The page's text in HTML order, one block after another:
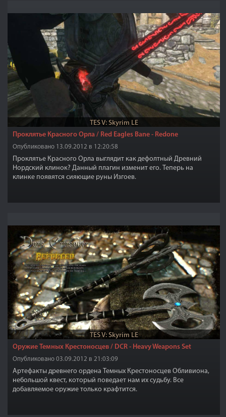
TES V: Skyrim LE
Проклятье Красного Орла / Red Eagles Bane - Redone
Опубликовано 13.09.2012 в 12:20:58
Проклятье Красного Орла выглядит как дефолтный Древний
Нордский клинок? Данный плагин изменит его. Теперь на
клинке появятся сияющие руны Изгоев.
TES V: Skyrim LE
Оружие Темных Крестоносцев / DCR - Heavy Weapons Set
Опубликовано 03.09.2012 в 21:03:09
Артефакты древнего ордена Темных Крестоносцев Обливиона,
небольшой квест, который поведает нам их судьбу. Все
добавляемое оружие только крафтится.